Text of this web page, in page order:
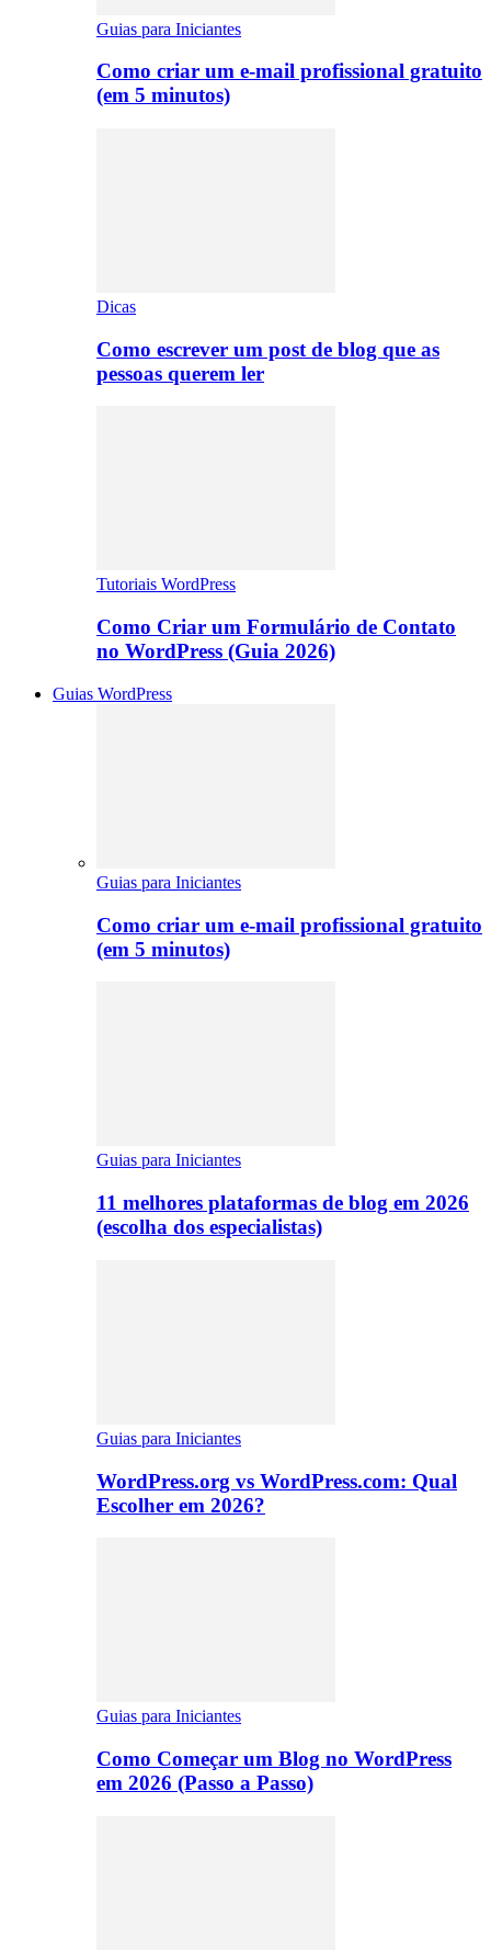
Guias para Iniciantes
Como criar um e-mail profissional gratuito
(em 5 minutos)
Dicas
Como escrever um post de blog que as
pessoas querem ler
Tutoriais WordPress
Como Criar um Formulário de Contato
no WordPress (Guia 2026)
Guias WordPress
Guias para Iniciantes
Como criar um e-mail profissional gratuito
(em 5 minutos)
Guias para Iniciantes
11 melhores plataformas de blog em 2026
(escolha dos especialistas)
Guias para Iniciantes
WordPress.org vs WordPress.com: Qual
Escolher em 2026?
Guias para Iniciantes
Como Começar um Blog no WordPress
em 2026 (Passo a Passo)